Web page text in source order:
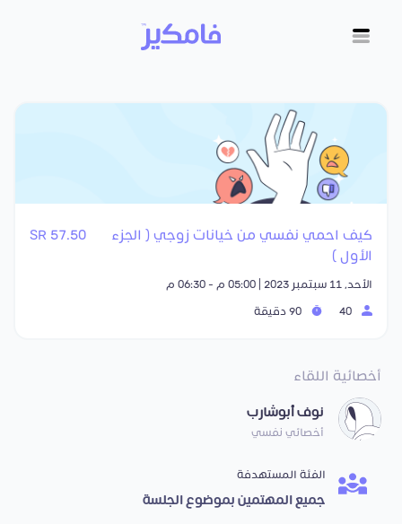
كيف احمي نفسي من خيانات زوجي ( الجزء
الأول )
57.50 SR
الأحد, 11 سبتمبر 2023 | 05:00 م - 06:30 م
أخصائية اللقاء
نوف أبوشارب
أخصائي نفسي
الفئة المستهدفة
جميع المهتمين بموضوع الجلسة